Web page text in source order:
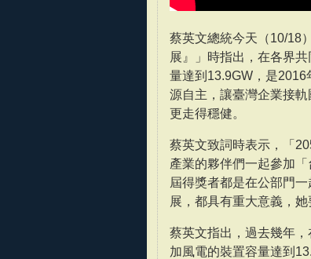
蔡英文總統今天（10/18
展』」時指出，在各界
量達到13.9GW，是
源自主，讓臺灣企業接
更走得穩健。
蔡英文致詞時表示，「
產業的夥伴們一起參加
屆得獎者都是在公部門
展，都具有重大意義，
蔡英文指出，過去幾年
加風電的裝置容量達到